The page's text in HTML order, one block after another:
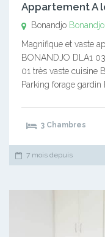
Appartement A
Bonandjo Bonandjo
Magnifique et vaste
BONANDJO DLA1
01 très vaste cuisine
Parking forage
3 Chambres
7 mois depuis